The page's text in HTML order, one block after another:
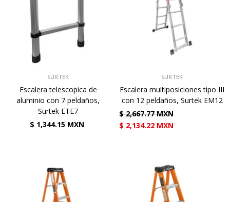
SURTEK
Escalera telescopica de
aluminio con 7 peldaños,
Surtek ETE7
$ 1,344.15 MXN
SURTEK
Escalera multiposiciones tipo III
con 12 peldaños, Surtek EM12
$ 2,667.77 MXN
$ 2,134.22 MXN